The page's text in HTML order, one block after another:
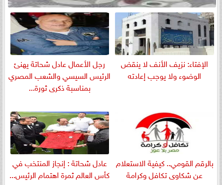
الإفتاء: نزيف الأنف لا ينقض
الوضوء ولا يوجب إعادته
رجل الأعمال عادل شحاتة يهنئ
الرئيس السيسي والشعب المصري
بمناسبة ذكرى ثورة...
بالرقم القومي.. كيفية الاستعلام
عن شكاوى تكافل وكرامة
عادل شحاتة : إنجاز المنتخب في
كأس العالم ثمرة اهتمام الرئيس...